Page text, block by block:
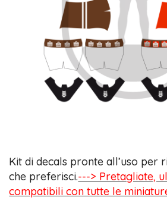
Kit di decals pronte all’uso per
che preferisci.---> Pretagliate,
compatibili con tutte le